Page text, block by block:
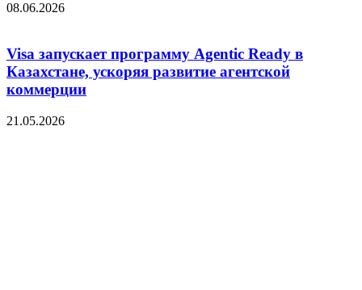
08.06.2026
Visa запускает программу Agentic Ready в
Казахстане, ускоряя развитие агентской
коммерции
21.05.2026